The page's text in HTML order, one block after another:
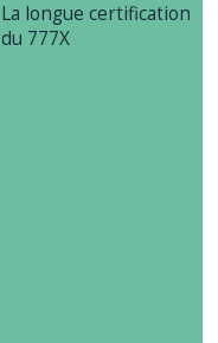
La longue certification
du 777X